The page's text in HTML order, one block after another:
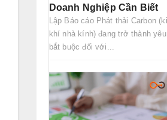
Doanh Nghiệp Cần Biết
Lập Báo cáo Phát thải Carbon
khí nhà kính) đang trở thành
bắt buộc đối với...